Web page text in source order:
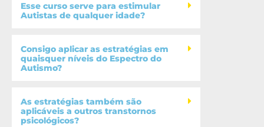
Esse curso serve para estimular
Autistas de qualquer idade?
Consigo aplicar as estratégias em
quaisquer níveis do Espectro do
Autismo?
As estratégias também são
aplicáveis a outros transtornos
psicológicos?